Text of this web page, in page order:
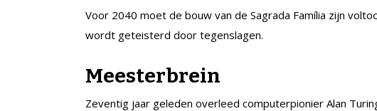
Voor 2040 moet de bouw van de Sagrada Família zijn
wordt geteisterd door tegenslagen.
Meesterbrein
Zeventig jaar geleden overleed computerpionier Alan